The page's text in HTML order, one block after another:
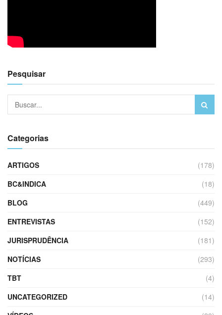
Pesquisar
Categorias
ARTIGOS
(178)
BC&INDICA
(18)
BLOG
(449)
ENTREVISTAS
(152)
JURISPRUDÊNCIA
(181)
NOTÍCIAS
(293)
TBT
(4)
UNCATEGORIZED
(14)